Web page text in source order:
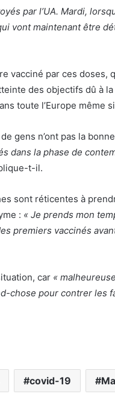
par l’UA. Mardi,
vont maintenant être
vacciné par ces doses,
des objectifs dû à
toute l’Europe même
gens n’ont pas la
dans la phase de
t-il.
sont réticentes à
: « Je prends mon
premiers vaccinés
car «
chose pour contrer les
covid-19